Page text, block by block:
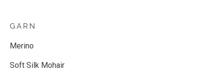
GARN
Merino
Soft Silk Mohair